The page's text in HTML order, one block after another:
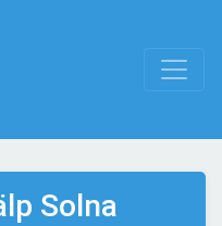
Solna